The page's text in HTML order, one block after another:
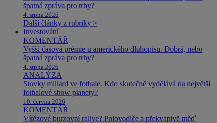
špatná zpráva pro trhy?
4. srpna 2026
Další články z rubriky >
Investování
KOMENTÁŘ
Vyšší časová prémie u amerického dluhopisu. Dobrá, nebo
špatná zpráva pro trhy?
4. srpna 2026
ANALÝZA
Stovky miliard ve fotbale. Kdo skutečně vydělává na největší
fotbalové show planety?
10. června 2026
KOMENTÁŘ
Vítězové burzovní rallye? Polovodiče a překvapivě měď